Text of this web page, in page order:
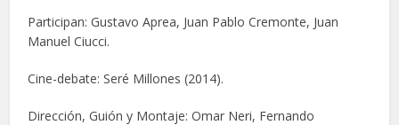
Participan: Gustavo Aprea, Juan Pablo Cremonte, Juan
Manuel Ciucci.
Cine-debate: Seré Millones (2014).
Dirección, Guión y Montaje: Omar Neri, Fernando